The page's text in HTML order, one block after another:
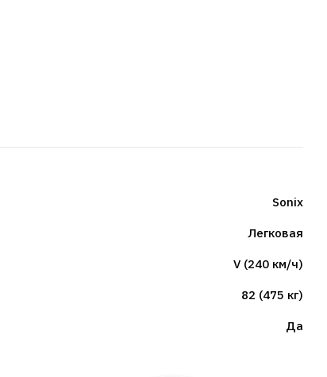
Sonix
Легковая
V (240 км/ч)
82 (475 кг)
Да